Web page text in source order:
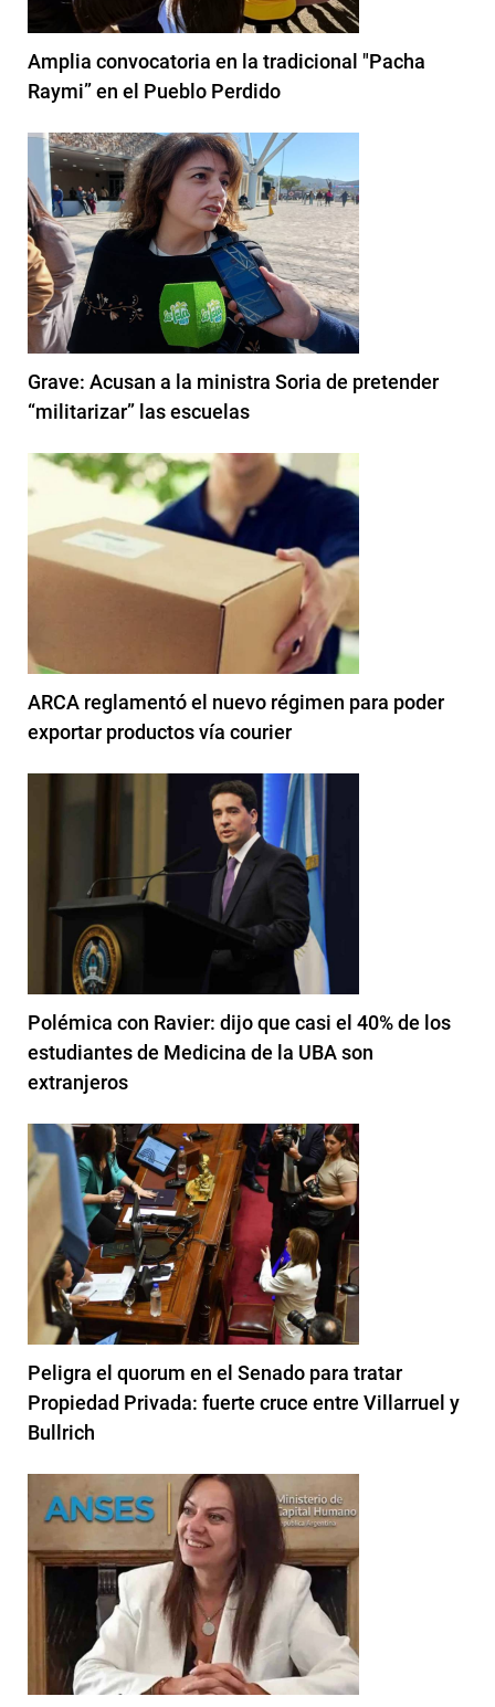
Amplia convocatoria en la tradicional "Pacha
Raymi” en el Pueblo Perdido
Grave: Acusan a la ministra Soria de pretender
“militarizar” las escuelas
ARCA reglamentó el nuevo régimen para poder
exportar productos vía courier
Polémica con Ravier: dijo que casi el 40% de los
estudiantes de Medicina de la UBA son
extranjeros
Peligra el quorum en el Senado para tratar
Propiedad Privada: fuerte cruce entre Villarruel y
Bullrich